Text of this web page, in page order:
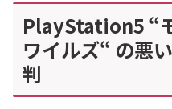
PlayStation5 “
ワイルズ“ の悪
判